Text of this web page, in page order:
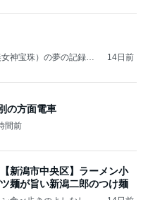
の方面電車
間前
新潟市中央区】ラーメン小
麺が旨い新潟二郎のつけ麺
食べ歩きのよしなしご
の差し色術
間前